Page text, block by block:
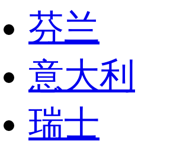
芬兰
意大利
瑞士